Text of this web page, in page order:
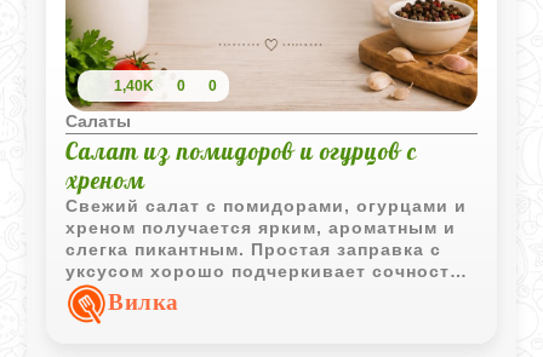
1,40K 0 0
Салаты
Салат из помидоров и огурцов с
хреном
Свежий салат с помидорами, огурцами и
хреном получается ярким, ароматным и
слегка пикантным. Простая заправка с
уксусом хорошо подчеркивает сочность
овощей и свежесть зеленого лука.
Вилка